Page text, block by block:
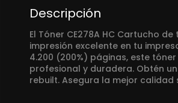
Descripción
El Tóner CE278A HC Cartucho
impresión excelente en tu
4.200 (200%) páginas, este
profesional y duradera. Obtén
rebuilt. Asegura la mejor